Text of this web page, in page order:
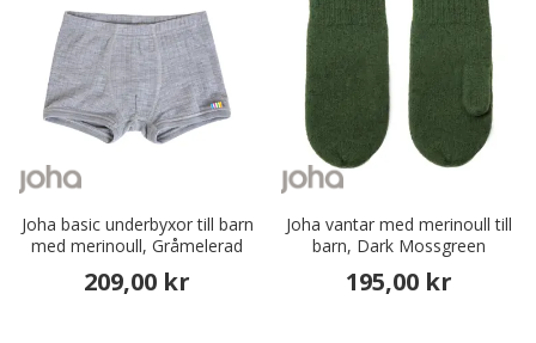
Joha basic underbyxor till barn
med merinoull, Gråmelerad
209,00 kr
Joha vantar med merinoull till
barn, Dark Mossgreen
195,00 kr